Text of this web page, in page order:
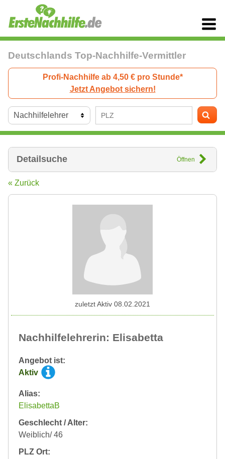
Deutschlands Top-Nachhilfe-Vermittler
Profi-Nachhilfe ab 4,50 € pro Stunde*
Jetzt Angebot sichern!
Detailsuche Öffnen
« Zurück
Nachhilfelehrerin: Elisabetta
Angebot ist:
Aktiv
Alias:
ElisabettaB
Geschlecht / Alter:
Weiblich/ 46
PLZ Ort:
zuletzt Aktiv 08.02.2021